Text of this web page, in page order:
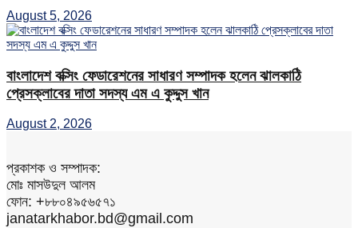
August 5, 2026
বাংলাদেশ বক্সিং ফেডারেশনের সাধারণ সম্পাদক হলেন ঝালকাঠি
প্রেসক্লাবের দাতা সদস্য এম এ কুদ্দুস খান
August 2, 2026
প্রকাশক ও সম্পাদক:
মোঃ মাসউদুল আলম
ফোন: +৮৮০৪৯৫৬৫৭১
janatarkhabor.bd@gmail.com